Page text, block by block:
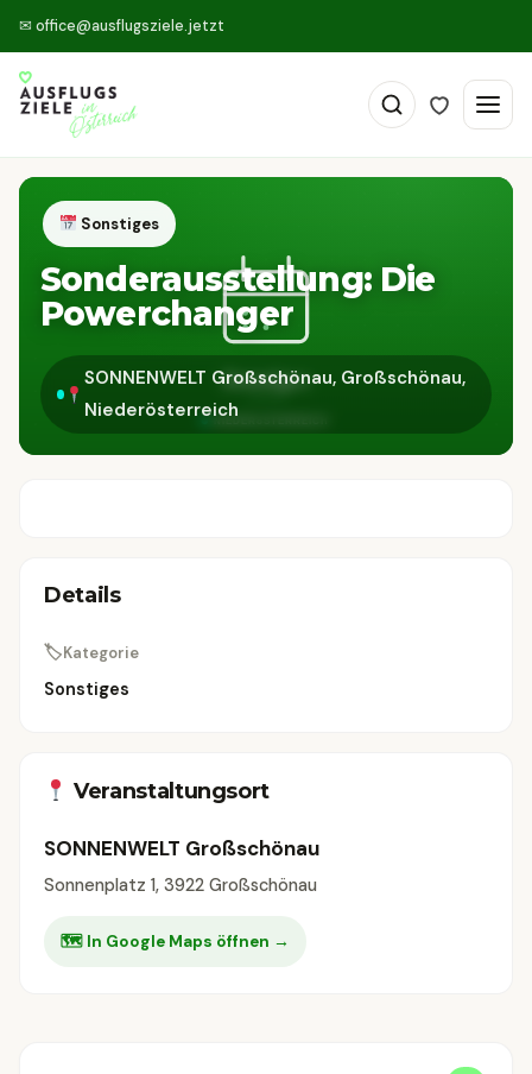
✉ office@ausflugsziele.jetzt
Sonstiges
Sonderausstellung: Die
Powerchanger
SONNENWELT Großschönau, Großschönau,
Niederösterreich
Details
🏷Kategorie
Sonstiges
Veranstaltungsort
SONNENWELT Großschönau
Sonnenplatz 1, 3922 Großschönau
🗺 In Google Maps öffnen →